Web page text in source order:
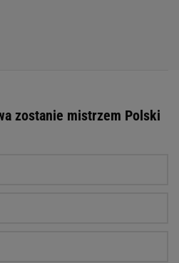
zostanie mistrzem Polski